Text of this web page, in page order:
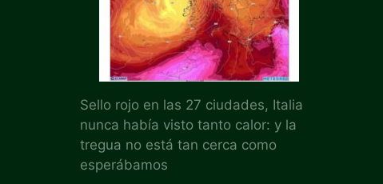
Sello rojo en las 27 ciudades, Italia
nunca había visto tanto calor: y la
tregua no está tan cerca como
esperábamos